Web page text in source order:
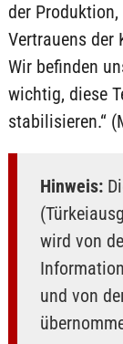
der
Vertrauens der
Wir befinden
wichtig, diese
stabilisieren.“
Hinweis:
wird von
und von